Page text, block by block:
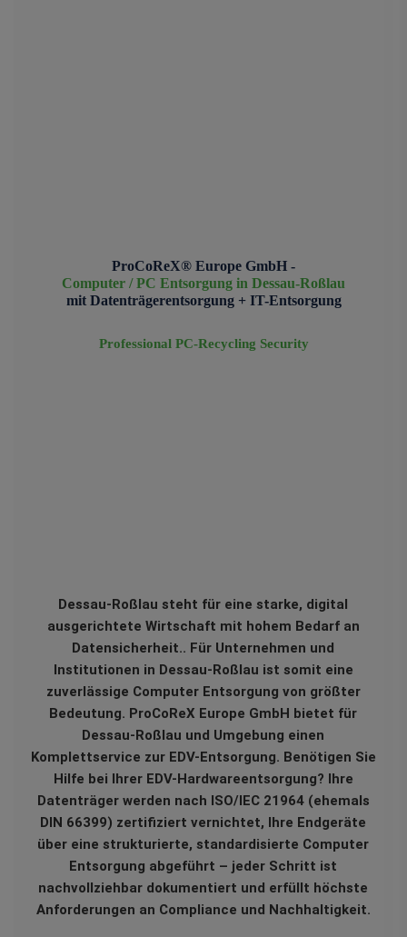
ProCoReX® Europe GmbH -
Computer / PC Entsorgung in Dessau-Roßlau
mit Datenträgerentsorgung + IT-Entsorgung
Professional PC-Recycling Security
Dessau-Roßlau steht für eine starke, digital
ausgerichtete Wirtschaft mit hohem Bedarf an
Datensicherheit.. Für Unternehmen und
Institutionen in Dessau-Roßlau ist somit eine
zuverlässige Computer Entsorgung von größter
Bedeutung. ProCoReX Europe GmbH bietet für
Dessau-Roßlau und Umgebung einen
Komplettservice zur EDV-Entsorgung. Benötigen Sie
Hilfe bei Ihrer EDV-Hardwareentsorgung? Ihre
Datenträger werden nach ISO/IEC 21964 (ehemals
DIN 66399) zertifiziert vernichtet, Ihre Endgeräte
über eine strukturierte, standardisierte Computer
Entsorgung abgeführt – jeder Schritt ist
nachvollziehbar dokumentiert und erfüllt höchste
Anforderungen an Compliance und Nachhaltigkeit.